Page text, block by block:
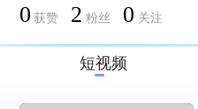
0 获赞 2 粉丝 0 关注
短视频